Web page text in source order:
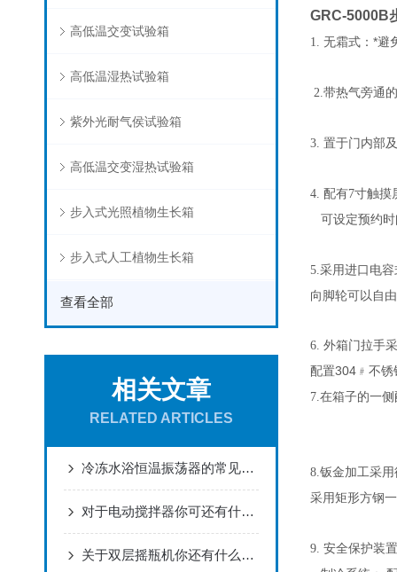
高低温交变试验箱
高低温湿热试验箱
紫外光耐气侯试验箱
高低温交变湿热试验箱
步入式光照植物生长箱
步入式人工植物生长箱
查看全部
相关文章
RELATED ARTICLES
冷冻水浴恒温振荡器的常见故障怎么轻松解决
对于电动搅拌器你可还有什么不了解的
关于双层摇瓶机你还有什么想了解的呢？
GRC-5000B
1. 无霜式：*避
2.带热气旁通
3. 置于门内部
4. 配有7寸触摸
可设定预约时
5.采用进口电
向脚轮可以自
6. 外箱门拉手
配置304﹟不锈
7.在箱子的一
8.钣金加工采
采用矩形方钢
9. 安全保护装置